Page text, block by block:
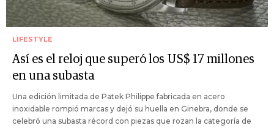
LIFESTYLE
Así es el reloj que superó los US$ 17 millones
en una subasta
Una edición limitada de Patek Philippe fabricada en acero
inoxidable rompió marcas y dejó su huella en Ginebra, donde se
celebró una subasta récord con piezas que rozan la categoría de